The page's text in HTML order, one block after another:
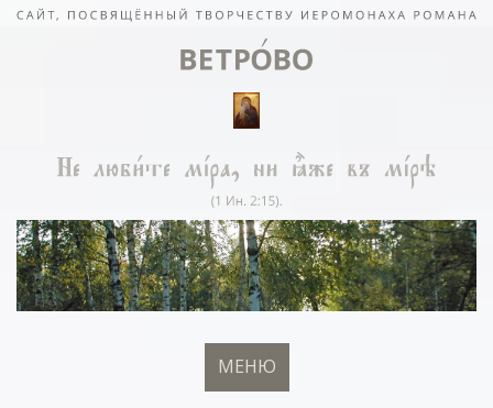
МЕНЮ